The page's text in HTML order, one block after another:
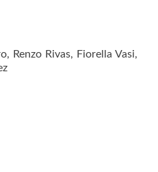
Renzo Rivas, Fiorella Vasi,